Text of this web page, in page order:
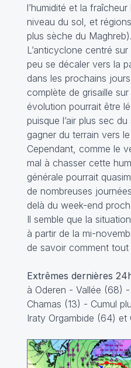
l’humidité et la
niveau du sol, et
plus sèche du Maghreb).
L’anticyclone centré
peu se décaler vers la
dans les prochains
complète de grisaille
évolution pourrait être
puisque l’air plus sec
gagner du terrain vers
Cependant, comme le
mal à chasser cette
générale pourrait
de nombreuses
delà du week-end
Il semble que la
à partir de la mi-
de savoir comment
Extrêmes dernières
à Oderen - Vallée (68)
Chamas (13) - Cumul
Iraty Orgambide (64) et